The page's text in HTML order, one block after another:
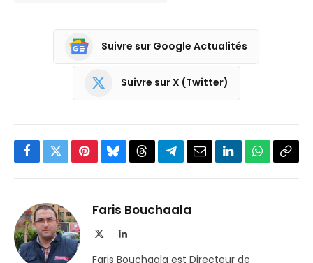
Suivre sur Google Actualités
Suivre sur X (Twitter)
Facebook
TwitterPinterestBlueskyThreadsPartager
Telegram
EmailLinkedInWhatsApp
Faris Bouchaala
LinkedIn
Faris Bouchaala est Directeur de